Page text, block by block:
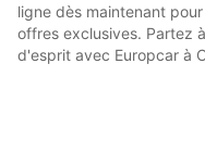
ligne dès maintenant
offres exclusives. Partez
d'esprit avec Europcar à